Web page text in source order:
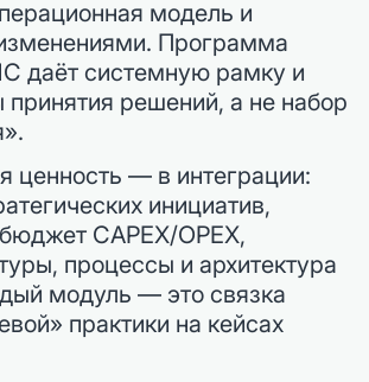
модель и
Программа
системную рамку и
принятия решений, а не набор
ценность — в интеграции:
инициатив,
CAPEX/OPEX,
процессы и архитектура
модуль — это связка
практики на кейсах